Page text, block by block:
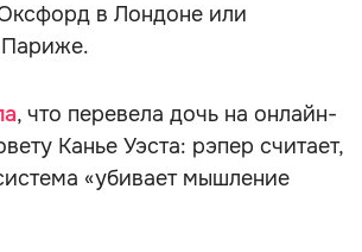
в Лондоне или
Париже.
, что перевела дочь на онлайн-
Канье Уэста: рэпер считает,
«убивает мышление